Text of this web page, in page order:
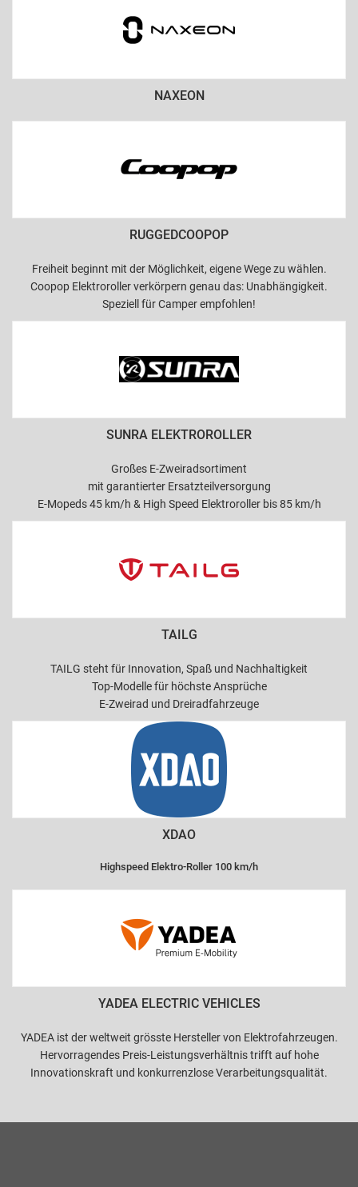
NAXEON
RUGGEDCOOPOP
Freiheit beginnt mit der Möglichkeit, eigene Wege zu wählen.
Coopop Elektroroller verkörpern genau das: Unabhängigkeit.
Speziell für Camper empfohlen!
SUNRA ELEKTROROLLER
Großes E-Zweiradsortiment
mit garantierter Ersatzteilversorgung
E-Mopeds 45 km/h & High Speed Elektroroller bis 85 km/h
TAILG
TAILG steht für Innovation, Spaß und Nachhaltigkeit
Top-Modelle für höchste Ansprüche
E-Zweirad und Dreiradfahrzeuge
XDAO
Highspeed Elektro-Roller 100 km/h
YADEA ELECTRIC VEHICLES
YADEA ist der weltweit grösste Hersteller von Elektrofahrzeugen.
Hervorragendes Preis-Leistungsverhältnis trifft auf hohe
Innovationskraft und konkurrenzlose Verarbeitungsqualität.